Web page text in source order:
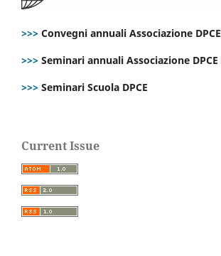
>>> Convegni annuali Associazione DPCE
>>> Seminari annuali Associazione DPCE
>>> Seminari Scuola DPCE
Current Issue